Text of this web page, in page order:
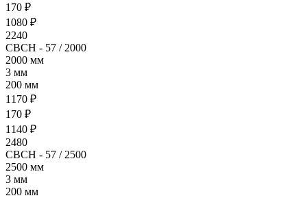
170 ₽
1080 ₽
2240
СВСН - 57 / 2000
2000 мм
3 мм
200 мм
1170 ₽
170 ₽
1140 ₽
2480
СВСН - 57 / 2500
2500 мм
3 мм
200 мм